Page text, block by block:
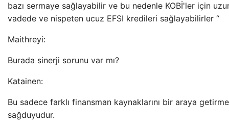
bazı sermaye sağlayabilir ve bu nedenle KOBİ'ler için
vadede ve nispeten ucuz EFSI kredileri sağlayabilirler “
Maithreyi:
Burada sinerji sorunu var mı?
Katainen:
Bu sadece farklı finansman kaynaklarını bir araya
sağduyudur.